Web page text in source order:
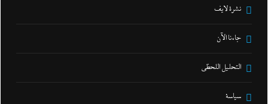
نشرة لايف
جاءنا الآن
التحليل اللحظي
سياسة